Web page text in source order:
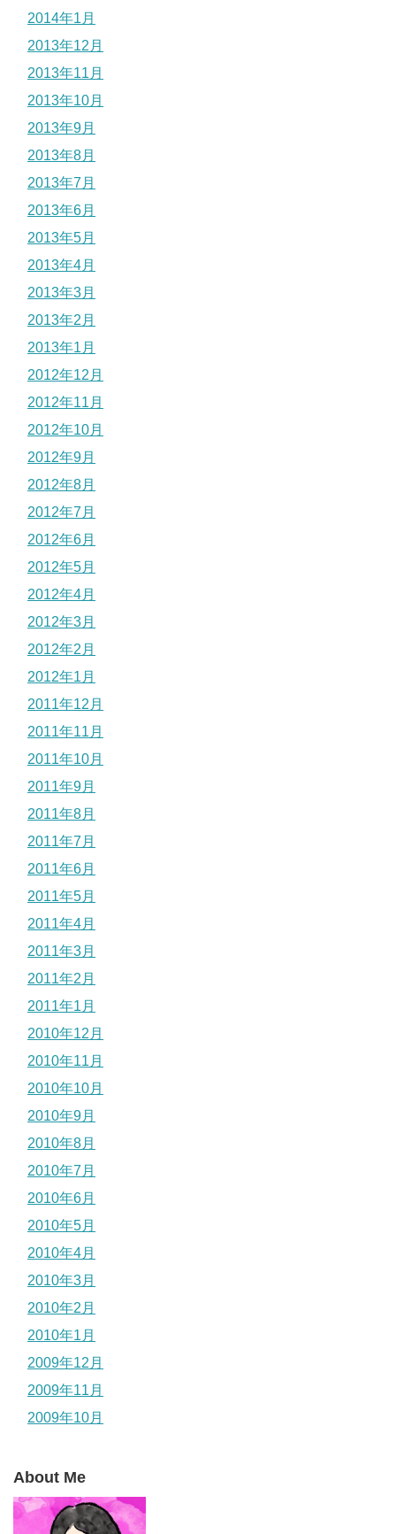
2014年1月
2013年12月
2013年11月
2013年10月
2013年9月
2013年8月
2013年7月
2013年6月
2013年5月
2013年4月
2013年3月
2013年2月
2013年1月
2012年12月
2012年11月
2012年10月
2012年9月
2012年8月
2012年7月
2012年6月
2012年5月
2012年4月
2012年3月
2012年2月
2012年1月
2011年12月
2011年11月
2011年10月
2011年9月
2011年8月
2011年7月
2011年6月
2011年5月
2011年4月
2011年3月
2011年2月
2011年1月
2010年12月
2010年11月
2010年10月
2010年9月
2010年8月
2010年7月
2010年6月
2010年5月
2010年4月
2010年3月
2010年2月
2010年1月
2009年12月
2009年11月
2009年10月
About Me